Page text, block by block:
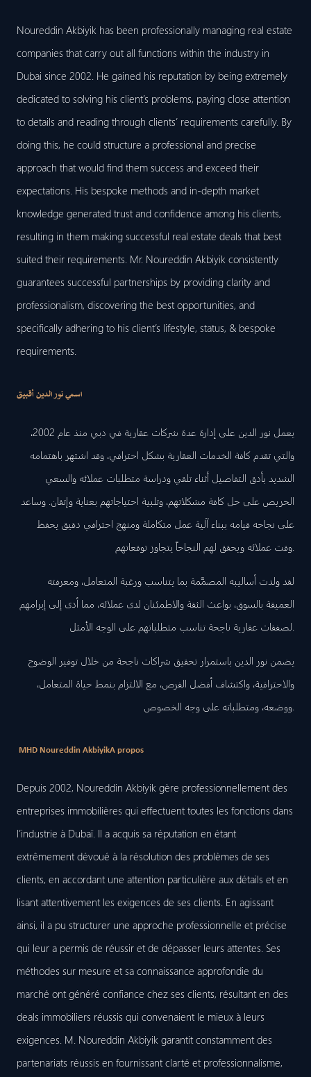
Noureddin Akbiyik has been professionally managing real estate
companies that carry out all functions within the industry in
Dubai since 2002. He gained his reputation by being extremely
dedicated to solving his client’s problems, paying close attention
to details and reading through clients’ requirements carefully. By
doing this, he could structure a professional and precise
approach that would find them success and exceed their
expectations. His bespoke methods and in-depth market
knowledge generated trust and confidence among his clients,
resulting in them making successful real estate deals that best
suited their requirements. Mr. Noureddin Akbiyik consistently
guarantees successful partnerships by providing clarity and
professionalism, discovering the best opportunities, and
specifically adhering to his client’s lifestyle, status, & bespoke
requirements.
اسمي نور الدين أقبيق
يعمل نور الدين على إدارة عدة شركات عقارية في دبي منذ عام 2002،
والتي تقدم كافة الخدمات العقارية بشكل احترافي، وقد اشتهر باهتمامه
الشديد بأدق التفاصيل أثناء تلقي ودراسة متطلبات عملائه والسعي
الحريص على حل كافة مشكلاتهم، وتلبية احتياجاتهم بعناية وإتقان. وساعد
على نجاحه قيامه ببناء آلية عمل متكاملة ومنهج احترافي دقيق يحفظ
لقد ولدت أساليبه المصمَّمة بما يتناسب ورغبة المتعامل، ومعرفته
العميقة بالسوق، بواعث الثقة والاطمئنان لدى عملائه، مما أدى إلى إبرامهم
يضمن نور الدين باستمرار تحقيق شراكات ناجحة من خلال توفير الوضوح
والاحترافية، واكتشاف أفضل الفرص، مع الالتزام بنمط حياة المتعامل،
MHD Noureddin AkbiyikA propos
Depuis 2002, Noureddin Akbiyik gère professionnellement des
entreprises immobilières qui effectuent toutes les fonctions dans
l’industrie à Dubaï. Il a acquis sa réputation en étant
extrêmement dévoué à la résolution des problèmes de ses
clients, en accordant une attention particulière aux détails et en
lisant attentivement les exigences de ses clients. En agissant
ainsi, il a pu structurer une approche professionnelle et précise
qui leur a permis de réussir et de dépasser leurs attentes. Ses
méthodes sur mesure et sa connaissance approfondie du
marché ont généré confiance chez ses clients, résultant en des
deals immobiliers réussis qui convenaient le mieux à leurs
exigences. M. Noureddin Akbiyik garantit constamment des
partenariats réussis en fournissant clarté et professionnalisme,